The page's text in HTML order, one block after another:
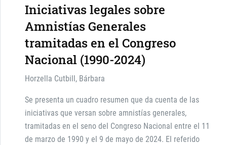
Iniciativas legales sobre
Amnistías Generales
tramitadas en el Congreso
Nacional (1990-2024)
Horzella Cutbill, Bárbara
Se presenta un cuadro resumen que da cuenta de las
iniciativas que versan sobre amnistías generales,
tramitadas en el seno del Congreso Nacional entre el 11
de marzo de 1990 y el 9 de mayo de 2024. El referido